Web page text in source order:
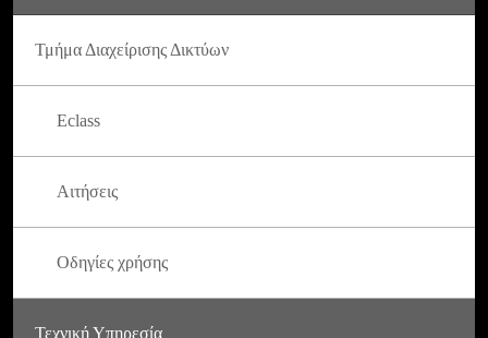
Τμήμα Διαχείρισης Δικτύων
Eclass
Αιτήσεις
Οδηγίες χρήσης
Τεχνική Υπηρεσία